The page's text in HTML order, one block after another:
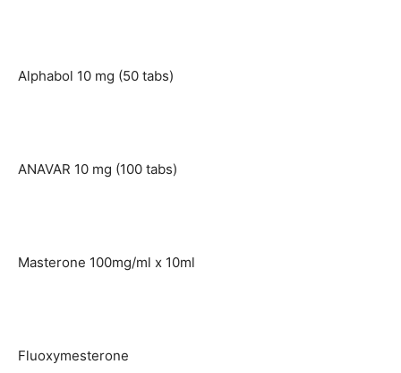
Alphabol 10 mg (50 tabs)
ANAVAR 10 mg (100 tabs)
Masterone 100mg/ml x 10ml
Fluoxymesterone